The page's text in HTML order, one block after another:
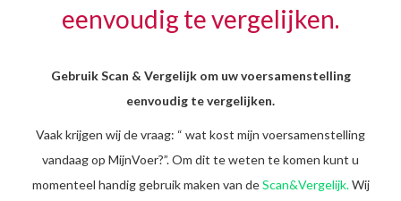
eenvoudig te vergelijken.
Gebruik Scan & Vergelijk om uw voersamenstelling
eenvoudig te vergelijken.
Vaak krijgen wij de vraag: “ wat kost mijn voersamenstelling
vandaag op MijnVoer?”. Om dit te weten te komen kunt u
momenteel handig gebruik maken van deScan&Vergelijk.Wij